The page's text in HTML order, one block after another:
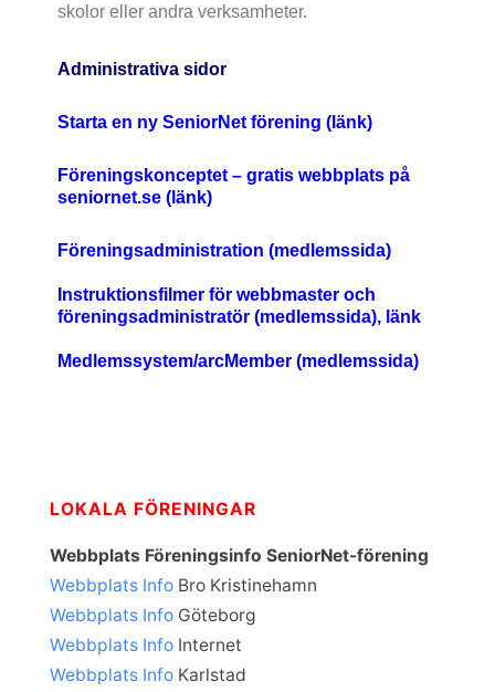
skolor eller andra verksamheter.
Administrativa sidor
Starta en ny SeniorNet förening (länk)
Föreningskonceptet – gratis webbplats på
seniornet.se (länk)
Föreningsadministration (medlemssida)
Instruktionsfilmer för webbmaster och
föreningsadministratör (medlemssida), länk
Medlemssystem/arcMember (medlemssida)
LOKALA FÖRENINGAR
Webbplats Föreningsinfo SeniorNet-förening
Webbplats Info Bro Kristinehamn
Webbplats Info Göteborg
Webbplats Info Internet
Webbplats Info Karlstad